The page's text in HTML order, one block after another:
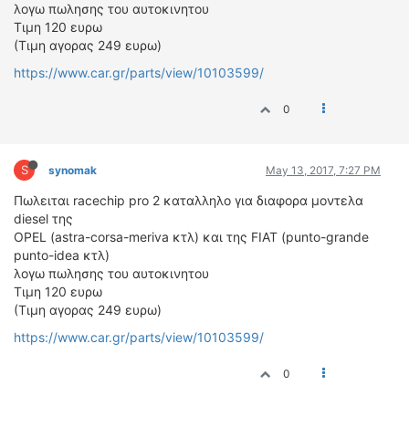
λογω πωλησης του αυτοκινητου
Τιμη 120 ευρω
(Τιμη αγορας 249 ευρω)
https://www.car.gr/parts/view/10103599/
0
S synomak May 13, 2017, 7:27 PM
Πωλειται racechip pro 2 καταλληλο για διαφορα μοντελα
diesel της
OPEL (astra-corsa-meriva κτλ) και της FIAT (punto-grande
punto-idea κτλ)
λογω πωλησης του αυτοκινητου
Τιμη 120 ευρω
(Τιμη αγορας 249 ευρω)
https://www.car.gr/parts/view/10103599/
0
ΔΟΚΙΜΕΣ – ΠΑΡΟΥΣΙΑΣΕΙΣ
ΕΙΔΗΣΕΙΣ
ΑΓΩΝΕΣ
ΕΛΛΗΝΙΚΟΙ ΑΓΩΝΕΣ
ΤΙΜΕΣ
4T CLASSIC
ΜΟΝΤΕΛΑ
ΚΑΤΑΣΚΕΥΑΣΤΕΣ
ΠΡΟΣΩΠΙΚΟΤΗΤΕΣ
ΑΓΩΝΙΣΤΙΚΑ ΑΥΤΟΚΙΝΗΤΑ